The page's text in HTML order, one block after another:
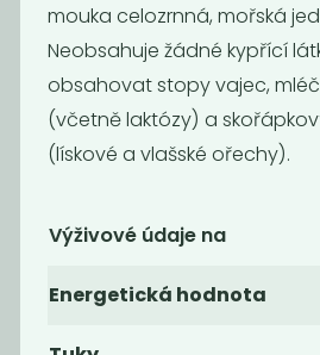
Želé bobule BIO
490Kč/ Kg
mouka celozrnná, mořská
Neobsahuje žádné kypřící
obsahovat stopy vajec,
(včetně laktózy) a
(lískové a vlašské ořechy).
Výživové údaje na
Energetická hodnota